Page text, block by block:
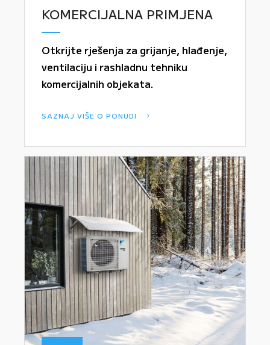
KOMERCIJALNA PRIMJENA
Otkrijte rješenja za grijanje, hlađenje,
ventilaciju i rashladnu tehniku
komercijalnih objekata.
SAZNAJ VIŠE O PONUDI